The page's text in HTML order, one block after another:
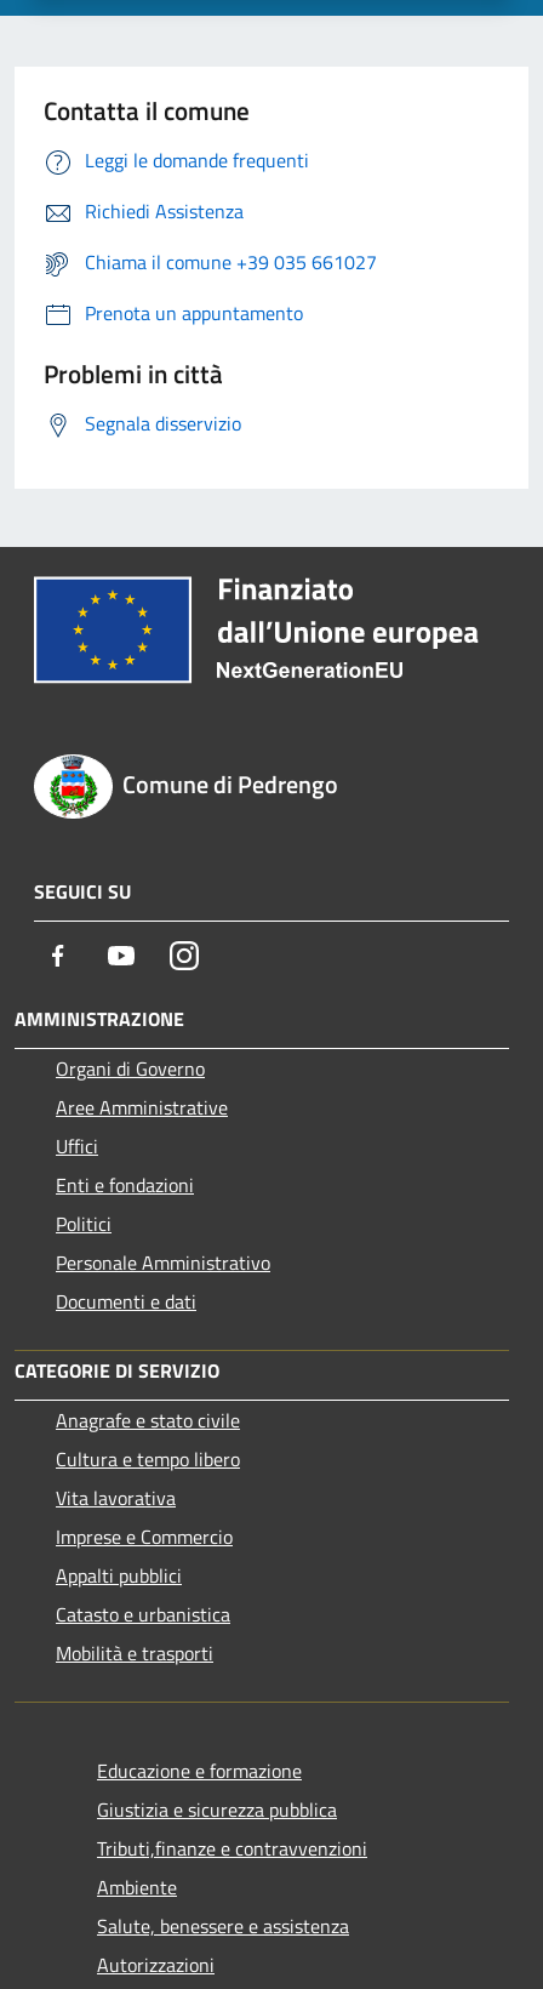
Contatta il comune
Leggi le domande frequenti
Richiedi Assistenza
Chiama il comune +39 035 661027
Prenota un appuntamento
Problemi in città
Segnala disservizio
Comune di Pedrengo
SEGUICI SU
Facebook YoutubeInstagram
AMMINISTRAZIONE
Organi di Governo
Aree Amministrative
Uffici
Enti e fondazioni
Politici
Personale Amministrativo
Documenti e dati
CATEGORIE DI SERVIZIO
Anagrafe e stato civile
Cultura e tempo libero
Vita lavorativa
Imprese e Commercio
Appalti pubblici
Catasto e urbanistica
Mobilità e trasporti
Educazione e formazione
Giustizia e sicurezza pubblica
Tributi,finanze e contravvenzioni
Ambiente
Salute, benessere e assistenza
Autorizzazioni